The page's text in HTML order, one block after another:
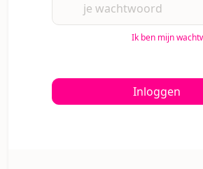
je wachtwoord
Ik ben mijn
Inloggen